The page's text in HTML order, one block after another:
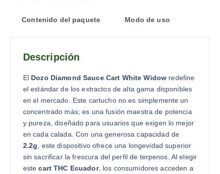
Contenido del paquete Modo de uso
Descripción
El Dozo Diamond Sauce Cart White Widow redefine
el estándar de los extractos de alta gama disponibles
en el mercado. Este cartucho no es simplemente un
concentrado más; es una fusión maestra de potencia
y pureza, diseñado para usuarios que exigen lo mejor
en cada calada. Con una generosa capacidad de
2.2g, este dispositivo ofrece una longevidad superior
sin sacrificar la frescura del perfil de terpenos. Al elegir
estecart THC Ecuador, los consumidores acceden a